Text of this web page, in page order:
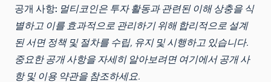
공개 사항: 멀티코인은 투자 활동과 관련된 이해 상충을 식
별하고 이를 효과적으로 관리하기 위해 합리적으로 설계
된 서면 정책 및 절차를 수립, 유지 및 시행하고 있습니다.
중요한 공개 사항을 자세히 알아보려면 여기에서 공개 사
항 및 이용 약관을 참조하세요.